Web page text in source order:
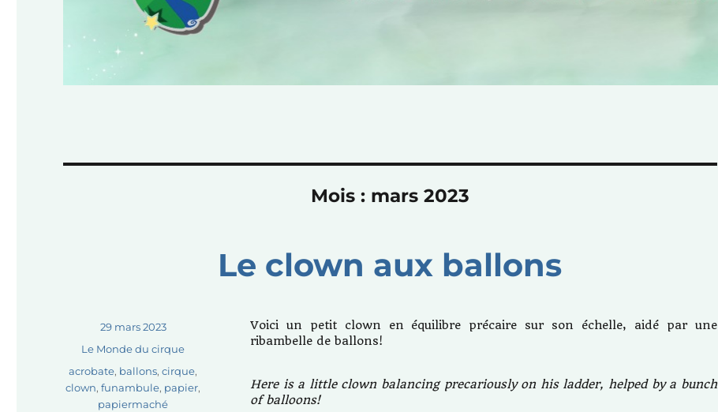
Mois : mars 2023
Le clown aux ballons
Voici un petit clown en équilibre précaire sur son échelle, aidé par une
ribambelle de ballons!
Here is a little clown balancing precariously on his ladder, helped by a bunch
of balloons!
Publié
29 mars 2023
Catégories
Le Monde du cirque
Étiquettes
acrobate, ballons,cirque,
clown,funambule, papier,
papiermaché